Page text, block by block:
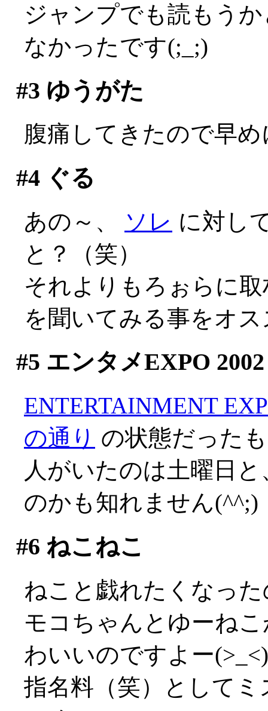
ジャンプでも読もう
なかったです(;_;)
#3 ゆうがた
腹痛してきたので早
#4ぐる
あの～、 ソレ に対し
と？（笑）
それよりもろぉらに
を聞いてみる事をオ
#5 エンタメEXPO 2002
ENTERTAINMENT
の通り の状態だった
人がいたのは土曜日
のかも知れません(^^;)
#6 ねこねこ
ねこと戯れたくなっ
モコちゃんとゆーね
わいいのですよー(>_<)
指名料（笑）として